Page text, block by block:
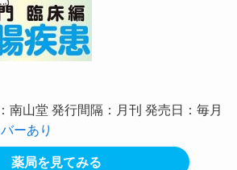
南山堂 発行間隔：月刊 発売日：毎月
ーあり
薬局を見てみる